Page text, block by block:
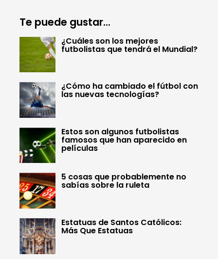
Te puede gustar...
¿Cuáles son los mejores
futbolistas que tendrá el Mundial?
¿Cómo ha cambiado el fútbol con
las nuevas tecnologías?
Estos son algunos futbolistas
famosos que han aparecido en
películas
5 cosas que probablemente no
sabías sobre la ruleta
Estatuas de Santos Católicos:
Más Que Estatuas